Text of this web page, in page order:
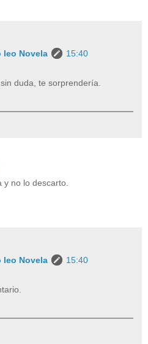
leo Novela
15:40
duda, te sorprendería.
y no lo descarto.
leo Novela
15:40